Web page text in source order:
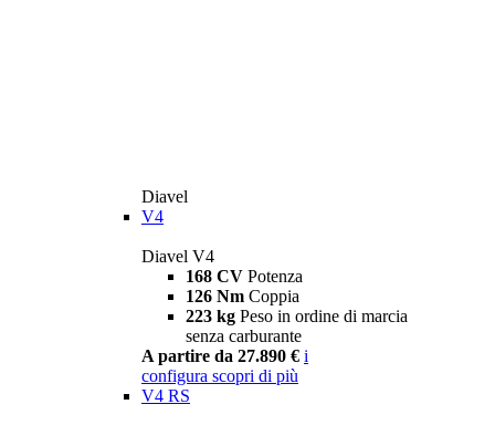
Diavel
V4
Diavel V4
168 CV Potenza
126 Nm Coppia
223 kg Peso in ordine di marcia
senza carburante
A partire da 27.890 € i
configura scopri di più
V4 RS